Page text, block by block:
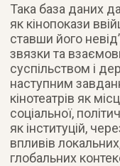
Така база даних
як кінопокази
ставши його
звязки та
суспільством і
наступним
кінотеатрів як
соціальної,
як інституцій,
впливів
глобальних